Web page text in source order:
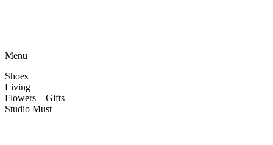
Menu
Shoes
Living
Flowers – Gifts
Studio Must